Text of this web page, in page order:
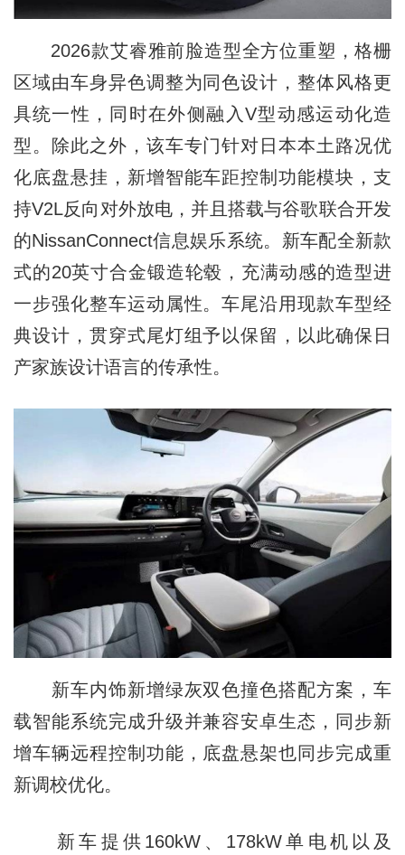
2026款艾睿雅前脸造型全方位重塑，格栅
区域由车身异色调整为同色设计，整体风格更
具统一性，同时在外侧融入V型动感运动化造
型。除此之外，该车专门针对日本本土路况优
化底盘悬挂，新增智能车距控制功能模块，支
持V2L反向对外放电，并且搭载与谷歌联合开发
的NissanConnect信息娱乐系统。新车配全新款
式的20英寸合金锻造轮毂，充满动感的造型进
一步强化整车运动属性。车尾沿用现款车型经
典设计，贯穿式尾灯组予以保留，以此确保日
产家族设计语言的传承性。
新车内饰新增绿灰双色撞色搭配方案，车
载智能系统完成升级并兼容安卓生态，同步新
增车辆远程控制功能，底盘悬架也同步完成重
新调校优化。
新车提供160kW、178kW单电机以及